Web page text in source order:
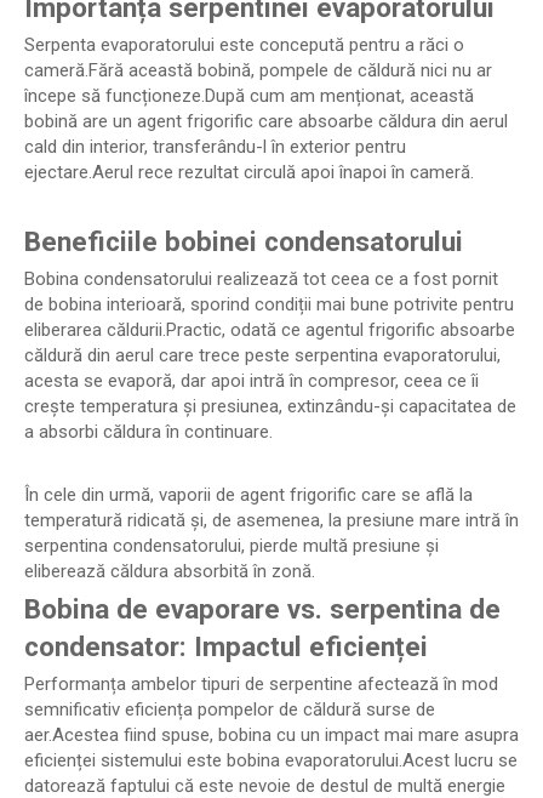
Importanța serpentinei evaporatorului
Serpenta evaporatorului este concepută pentru a răci o
cameră.Fără această bobină, pompele de căldură nici nu ar
începe să funcționeze.După cum am menționat, această
bobină are un agent frigorific care absoarbe căldura din aerul
cald din interior, transferându-l în exterior pentru
ejectare.Aerul rece rezultat circulă apoi înapoi în cameră.
Beneficiile bobinei condensatorului
Bobina condensatorului realizează tot ceea ce a fost pornit
de bobina interioară, sporind condiții mai bune potrivite pentru
eliberarea căldurii.Practic, odată ce agentul frigorific absoarbe
căldură din aerul care trece peste serpentina evaporatorului,
acesta se evaporă, dar apoi intră în compresor, ceea ce îi
crește temperatura și presiunea, extinzându-și capacitatea de
a absorbi căldura în continuare.
În cele din urmă, vaporii de agent frigorific care se află la
temperatură ridicată și, de asemenea, la presiune mare intră în
serpentina condensatorului, pierde multă presiune și
eliberează căldura absorbită în zonă.
Bobina de evaporare vs. serpentina de
condensator: Impactul eficienței
Performanța ambelor tipuri de serpentine afectează în mod
semnificativ eficiența pompelor de căldură surse de
aer.Acestea fiind spuse, bobina cu un impact mai mare asupra
eficienței sistemului este bobina evaporatorului.Acest lucru se
datorează faptului că este nevoie de destul de multă energie